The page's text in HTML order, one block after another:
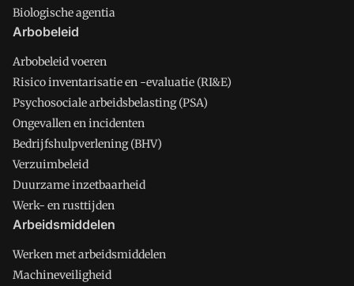
Biologische agentia
Arbobeleid
Arbobeleid voeren
Risico inventarisatie en -evaluatie (RI&E)
Psychosociale arbeidsbelasting (PSA)
Ongevallen en incidenten
Bedrijfshulpverlening (BHV)
Verzuimbeleid
Duurzame inzetbaarheid
Werk- en rusttijden
Arbeidsmiddelen
Werken met arbeidsmiddelen
Machineveiligheid